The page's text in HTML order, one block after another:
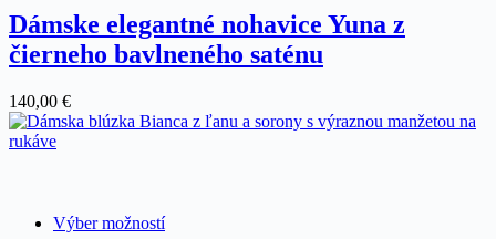
viacero
variantov.
Možnosti
si
vybrať
na
Dámske elegantné nohavice Yuna z
čierneho bavlneného saténu
140,00 €
Výber možnostíTento